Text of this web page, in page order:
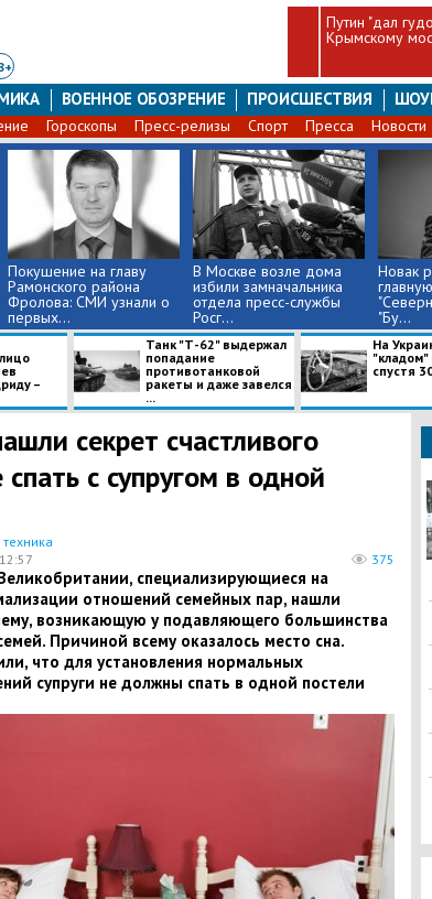
Путин "дал
Крымскому
ВОЕННОЕ ОБОЗРЕНИЕ ПРОИСШЕСТВИЯ
Гороскопы Пресс-релизы Спорт Пресса Новости
Покушение на главу
Рамонского района
Фролова: СМИ узнали о
первых...
В Москве возле дома
избили замначальника
отдела пресс-службы
Росг...
Новак
"Бу...
–
​Танк "Т-62" выдержал
попадание
противотанковой
ракеты и даже завелся
...
​На
"кладом"
спустя
секрет счастливого
спать с супругом в одной
375
специализирующиеся на
отношений семейных пар, нашли
возникающую у подавляющего большинства
Причиной всему оказалось место сна.
что для установления нормальных
супруги не должны спать в одной постели